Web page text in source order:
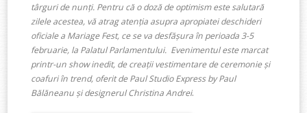
târguri de nunți. Pentru că o doză de optimism este salutară
zilele acestea, vă atrag atenția asupra apropiatei deschideri
oficiale a Mariage Fest, ce se va desfășura în perioada 3-5
februarie, la Palatul Parlamentului. Evenimentul este marcat
printr-un show inedit, de creații vestimentare de ceremonie și
coafuri în trend, oferit de Paul Studio Express by Paul
Bălăneanu și designerul Christina Andrei.